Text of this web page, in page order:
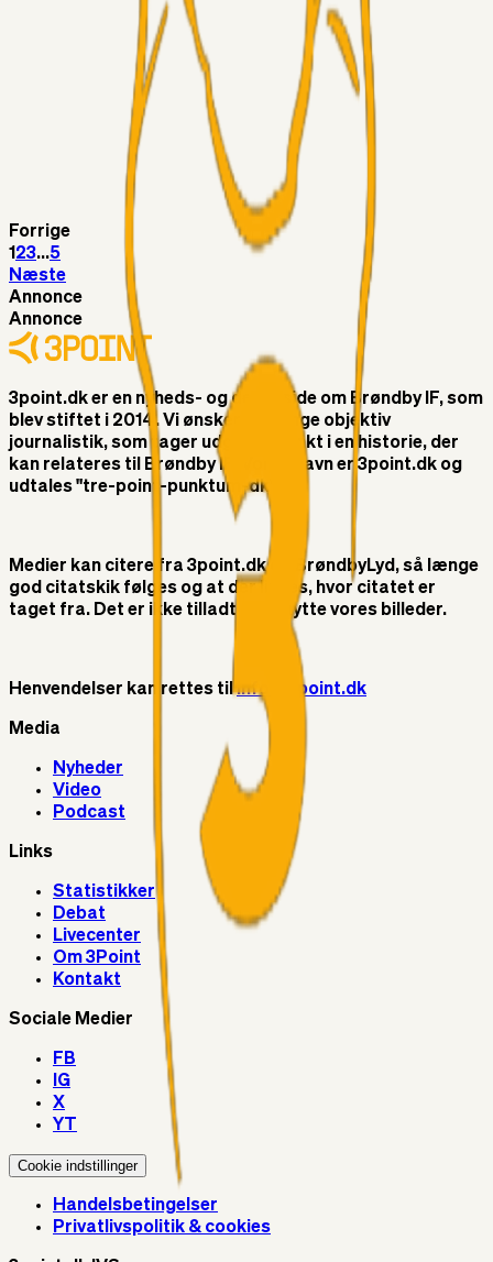
Har GFH løsnet grebet...?
Superliga-truppen
04. aug. 2026
Medie: Tahirovic til Celtic for samlet 6 mio Euro
Superliga-truppen
03. aug. 2026
Kunne Sami Jalal være den næste offensive brik? 🤔💛💙
Forrige
1 23...5
Næste
Annonce
Annonce
3point.dk er en nyheds- og debatside om Brøndby IF, som
blev stiftet i 2014. Vi ønsker at bringe objektiv
journalistik, som tager udgangspunkt i en historie, der
kan relateres til Brøndby IF. Vores navn er 3point.dk og
udtales "tre-point-punktum-dk"
Medier kan citere fra 3point.dk og BrøndbyLyd, så længe
god citatskik følges og at der linkes, hvor citatet er
taget fra. Det er ikke tilladt at benytte vores billeder.
Henvendelser kan rettes tilinfo@3point.dk
Media
Nyheder
Video
Podcast
Links
Statistikker
Debat
Livecenter
Om 3Point
Kontakt
Sociale Medier
FB
IG
X
YT
Cookie indstillinger
Handelsbetingelser
Privatlivspolitik & cookies